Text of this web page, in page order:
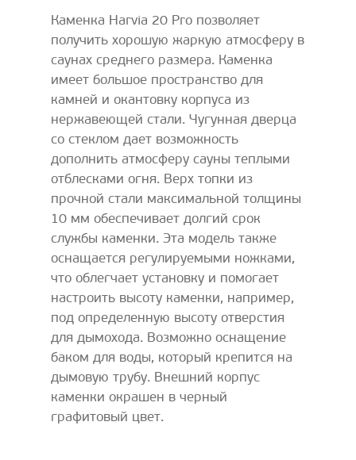
Каменка Harvia 20 Pro позволяет
получить хорошую жаркую атмосферу в
саунах среднего размера. Каменка
имеет большое пространство для
камней и окантовку корпуса из
нержавеющей стали. Чугунная дверца
со стеклом дает возможность
дополнить атмосферу сауны теплыми
отблесками огня. Верх топки из
прочной стали максимальной толщины
10 мм обеспечивает долгий срок
службы каменки. Эта модель также
оснащается регулируемыми ножками,
что облегчает установку и помогает
настроить высоту каменки, например,
под определенную высоту отверстия
для дымохода. Возможно оснащение
баком для воды, который крепится на
дымовую трубу. Внешний корпус
каменки окрашен в черный
графитовый цвет.